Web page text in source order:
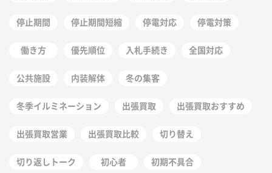
停止期間 停止期間短縮 停電対応 停電対策
働き方 優先順位 入札手続き 全国対応
公共施設 内装解体 冬の集客
冬季イルミネーション 出張買取 出張買取おすすめ
出張買取営業 出張買取比較 切り替え
切り返しトーク 初心者 初期不具合